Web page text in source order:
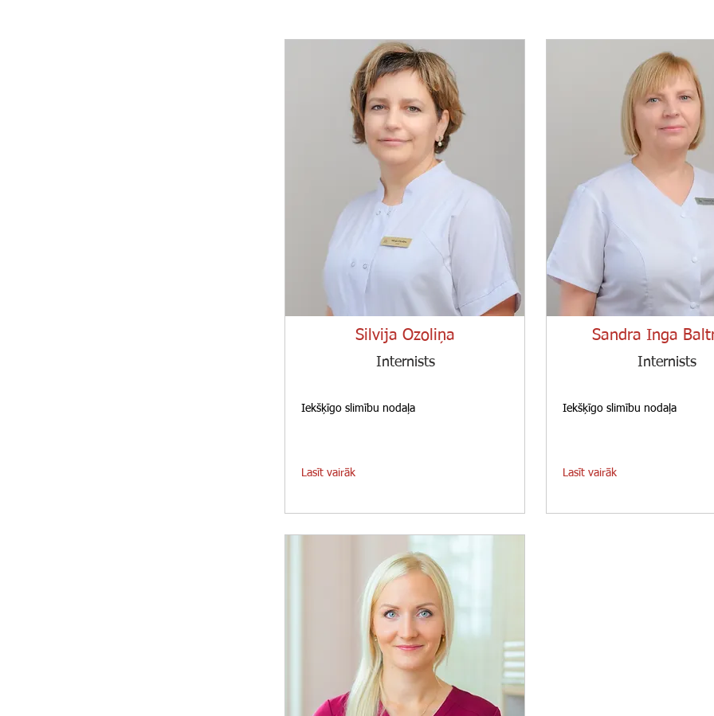
Silvija Ozoliņa
Internists
Iekšķīgo slimību nodaļa
Lasīt vairāk
Sandra Inga
Internists
Iekšķīgo slimību nodaļa
Lasīt vairāk